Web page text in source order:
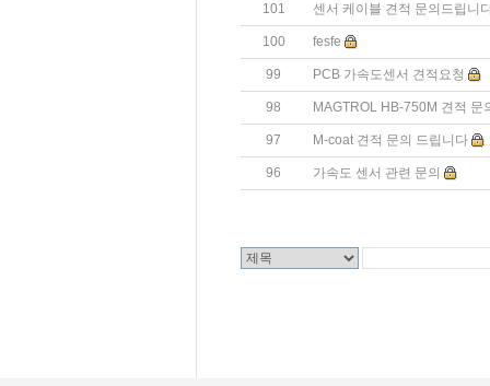
101 센서 케이블 견적 문의드립니
100 fesfe
99 PCB 가속도센서 견적요청
98 MAGTROL HB-750M 견적 문
97 M-coat 견적 문의 드립니다
96 가속도 센서 관련 문의